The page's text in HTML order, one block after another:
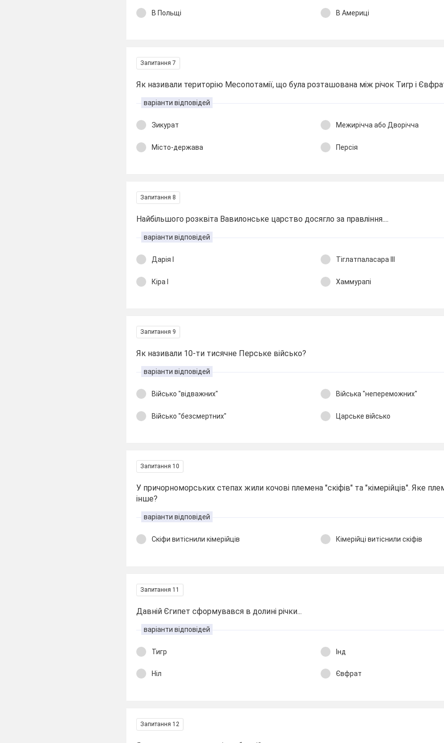
В Польщі В Америці
Запитання 7
Як називали територію Месопотамії, що була розташована між річок Тигр і
варіанти відповідей
Зикурат Межирічча або Дворічча
Місто-держава Персія
Запитання 8
Найбільшого розквіта Вавилонське царство досягло за правління....
варіанти відповідей
Дарія І Тіглатпаласара ІІІ
Кіра І Хаммурапі
Запитання 9
Як називали 10-ти тисячне Перське військо?
варіанти відповідей
Військо "відважних" Війська "непереможних"
Військо "безсмертних" Царське військо
Запитання 10
У причорноморських степах жили кочові племена "скіфів" та "кімерійців". Яке
інше?
варіанти відповідей
Скіфи витіснили кімерійців Кімерійці витіснили скіфів
Запитання 11
Давній Єгипет сформувався в долині річки...
варіанти відповідей
Тигр Інд
Ніл Євфрат
Запитання 12